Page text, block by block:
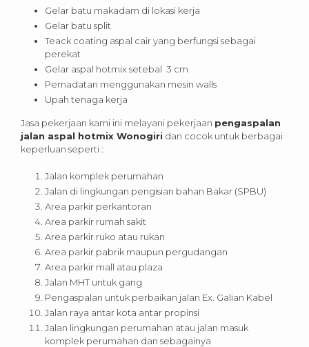
Gelar batu makadam di lokasi kerja
Gelar batu split
Teack coating aspal cair yang berfungsi sebagai
perekat
Gelar aspal hotmix setebal 3 cm
Pemadatan menggunakan mesin walls
Upah tenaga kerja
Jasa pekerjaan kami ini melayani pekerjaan pengaspalan
jalan aspal hotmix Wonogiri dan cocok untuk berbagai
keperluan seperti :
Jalan komplek perumahan
Jalan di lingkungan pengisian bahan Bakar (SPBU)
Area parkir perkantoran
Area parkir rumah sakit
Area parkir ruko atau rukan
Area parkir pabrik maupun pergudangan
Area parkir mall atau plaza
Jalan MHT untuk gang
Pengaspalan untuk perbaikan jalan Ex. Galian Kabel
Jalan raya antar kota antar propinsi
Jalan lingkungan perumahan atau jalan masuk
komplek perumahan dan sebagainya